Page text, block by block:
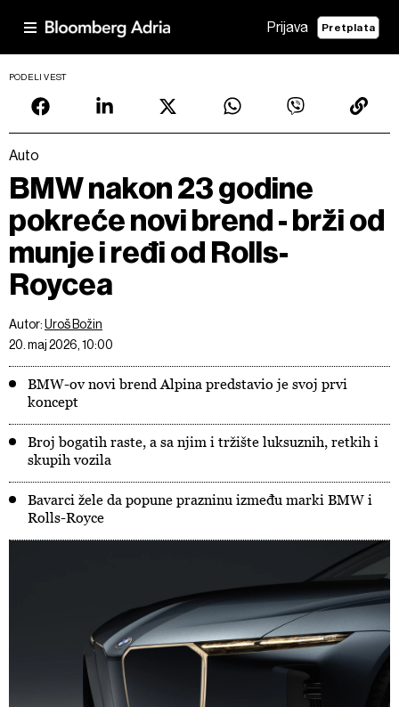
Prijava Pretplata
PODELI VEST
Auto
BMW nakon 23 godine
pokreće novi brend - brži od
munje i ređi od Rolls-
Roycea
Autor:Uroš Božin
20. maj 2026, 10:00
BMW-ov novi brend Alpina predstavio je svoj prvi
koncept
Broj bogatih raste, a sa njim i tržište luksuznih, retkih i
skupih vozila
Bavarci žele da popune prazninu između marki BMW i
Rolls-Royce